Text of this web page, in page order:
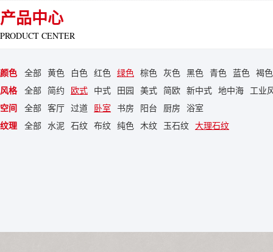
产品中心
PRODUCT CENTER
颜色 全部 黄色 白色 红色 绿色 棕色 灰色 黑色 青色 蓝色
褐色
风格
全部 简约 欧式 中式 田园 美式 简欧 新中式 地中海
工业
空间
全部 客厅 过道 卧室 书房 阳台 厨房
浴室
纹理
全部 水泥 石纹 布纹 纯色 木纹 玉石纹 大理石纹